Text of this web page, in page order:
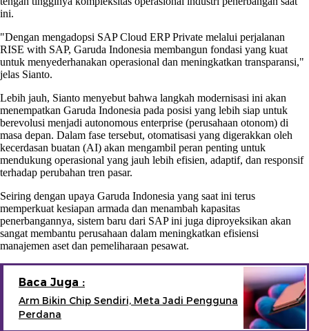
ini.
"Dengan mengadopsi SAP Cloud ERP Private melalui perjalanan
RISE with SAP, Garuda Indonesia membangun fondasi yang kuat
untuk menyederhanakan operasional dan meningkatkan transparansi,"
jelas Sianto.
Lebih jauh, Sianto menyebut bahwa langkah modernisasi ini akan
menempatkan Garuda Indonesia pada posisi yang lebih siap untuk
berevolusi menjadi autonomous enterprise (perusahaan otonom) di
masa depan. Dalam fase tersebut, otomatisasi yang digerakkan oleh
kecerdasan buatan (AI) akan mengambil peran penting untuk
mendukung operasional yang jauh lebih efisien, adaptif, dan responsif
terhadap perubahan tren pasar.
Seiring dengan upaya Garuda Indonesia yang saat ini terus
memperkuat kesiapan armada dan menambah kapasitas
penerbangannya, sistem baru dari SAP ini juga diproyeksikan akan
sangat membantu perusahaan dalam meningkatkan efisiensi
manajemen aset dan pemeliharaan pesawat.
Baca Juga :
Arm Bikin Chip Sendiri, Meta Jadi Pengguna
Perdana